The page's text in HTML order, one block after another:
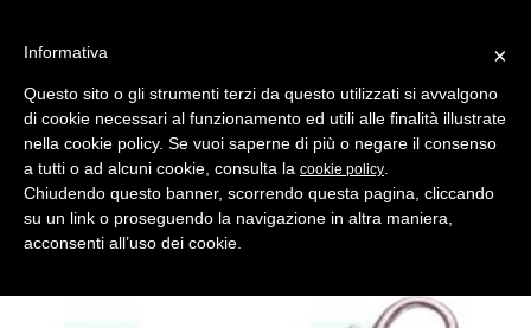
Indietro
TELECOMANDI - AUTOMAZIONE > TELECOMANDI COMPATIBILI
telecomando tx 2 canali 433.92 mhz
×
Informativa
Questo sito o gli strumenti terzi da questo utilizzati si avvalgono
di cookie necessari al funzionamento ed utili alle finalità illustrate
nella cookie policy. Se vuoi saperne di più o negare il consenso
a tutti o ad alcuni cookie, consulta la cookie policy
Chiudendo questo banner, scorrendo questa pagina, cliccando
su un link o proseguendo la navigazione in altra maniera,
acconsenti all’uso dei cookie.